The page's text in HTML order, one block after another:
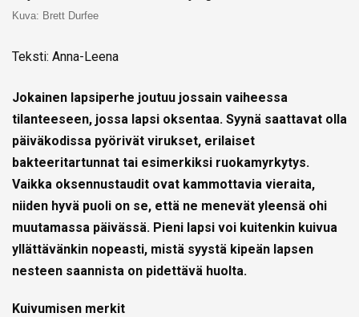
Kuva: Brett Durfee
Teksti: Anna-Leena
Jokainen lapsiperhe joutuu jossain vaiheessa
tilanteeseen, jossa lapsi oksentaa. Syynä saattavat olla
päiväkodissa pyörivät virukset, erilaiset
bakteeritartunnat tai esimerkiksi ruokamyrkytys.
Vaikka oksennustaudit ovat kammottavia vieraita,
niiden hyvä puoli on se, että ne menevät yleensä ohi
muutamassa päivässä. Pieni lapsi voi kuitenkin kuivua
yllättävänkin nopeasti, mistä syystä kipeän lapsen
nesteen saannista on pidettävä huolta.
Kuivumisen merkit